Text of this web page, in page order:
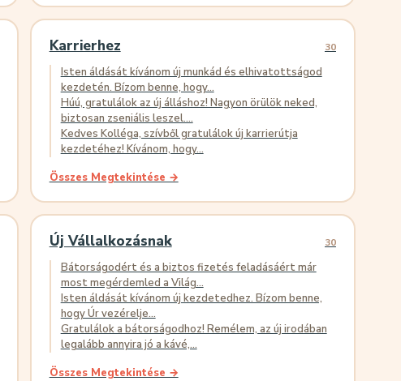
Karrierhez 30
Isten áldását kívánom új munkád és elhivatottságod
kezdetén. Bízom benne, hogy...
Húú, gratulálok az új álláshoz! Nagyon örülök neked,
biztosan zseniális leszel....
Kedves Kolléga, szívből gratulálok új karrierútja
kezdetéhez! Kívánom, hogy...
Összes Megtekintése →
Új Vállalkozásnak 30
Bátorságodért és a biztos fizetés feladásáért már
most megérdemled a Világ...
Isten áldását kívánom új kezdetedhez. Bízom benne,
hogy Úr vezérelje...
Gratulálok a bátorságodhoz! Remélem, az új irodában
legalább annyira jó a kávé,...
Összes Megtekintése →